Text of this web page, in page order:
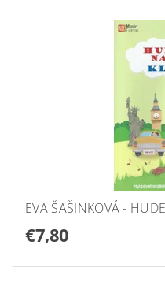
EVA ŠAŠINKOVÁ -
€7,80